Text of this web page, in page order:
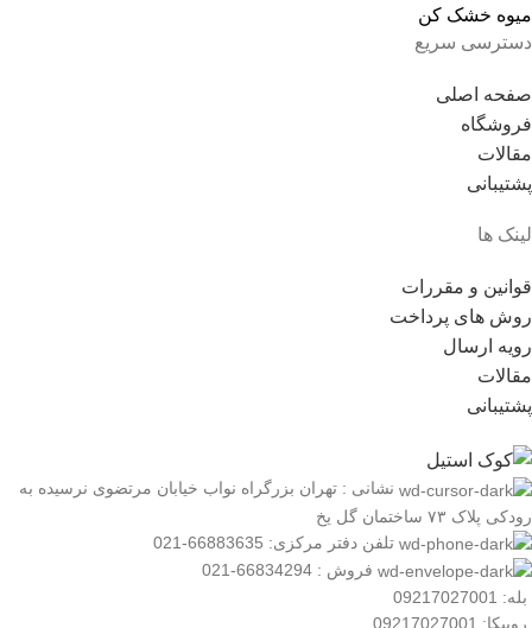
میوه خشک کن
دسترسی سریع
صفحه اصلی
فروشگاه
مقالات
پشتیبانی
لینک ها
قوانین و مقررات
روش های پرداخت
رویه ارسال
مقالات
پشتیبانی
نشانی : تهران بزرگراه نواب خیابان مرتضوی نرسیده به
رودکی پلاک ۷۳ ساختمان گل یخ
تلفن دفتر مرکزی: 66883635-021
فروش : 66834294-021
بله: 09217027001
روبیکا: 09217027001